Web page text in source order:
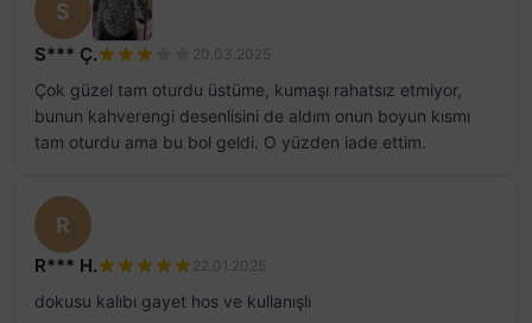
S
S*** Ç. 20.03.2025
Çok güzel tam oturdu üstüme, kumaşı rahatsız etmiyor,
bunun kahverengi desenlisini de aldım onun boyun kısmı
tam oturdu ama bu bol geldi. O yüzden iade ettim.
R
R*** H. 22.01.2025
dokusu kalıbı gayet hos ve kullanışlı